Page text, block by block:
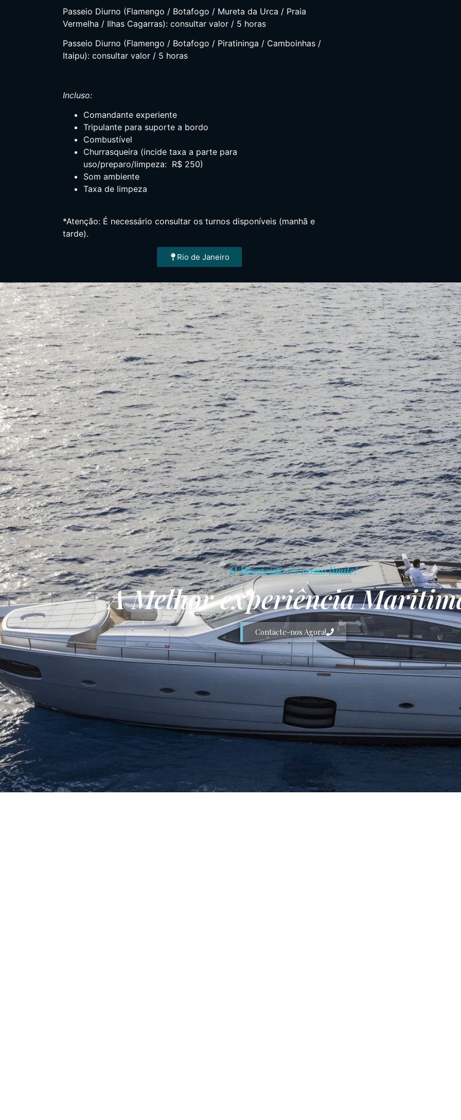
Passeio Diurno (Flamengo / Botafogo / Mureta da Urca / Praia
Vermelha / Ilhas Cagarras): consultar valor / 5 horas
Passeio Diurno (Flamengo / Botafogo / Piratininga / Camboinhas /
Itaipu): consultar valor / 5 horas
Incluso:
Comandante experiente
Tripulante para suporte a bordo
Combustível
Churrasqueira (incide taxa a parte para
uso/preparo/limpeza: R$ 250)
Som ambiente
Taxa de limpeza
*Atenção: É necessário consultar os turnos disponíveis (manhã e
tarde).
Rio de Janeiro
O Horizonte é o nosso limite!
A Melhor experiência
Contacte-nos Agora!